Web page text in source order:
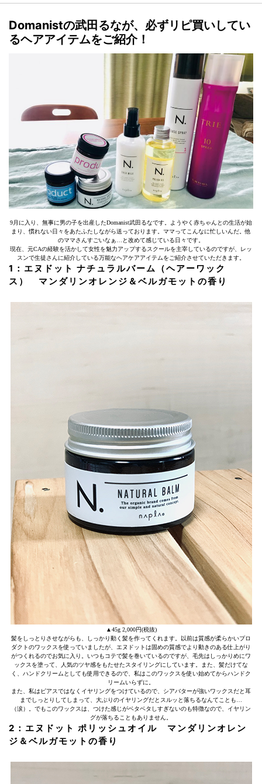
Domanistの武田るなが、必ずリピ買いしてい
るヘアアイテムをご紹介！
9月に入り、無事に男の子を出産したDomanist武田るなです。ようやく赤ちゃんとの生活が始
まり、慣れない日々をあたふたしながら送っております。ママってこんなに忙しいんだ。他
のママさんすごいなぁ…と改めて感じている日々です。
現在、元CAの経験を活かして女性を魅力アップするスクールを主宰しているのですが、レッ
スンで生徒さんに紹介している万能なヘアケアアイテムをご紹介させていただきます。
1：エヌドット ナチュラルバーム（ヘアーワック
ス） マンダリンオレンジ＆ベルガモットの香り
▲45g 2,000円(税抜)
髪をしっとりさせながらも、しっかり動く髪を作ってくれます。以前は質感が柔らかいプロ
ダクトのワックスを使っていましたが、エヌドットは固めの質感でより動きのある仕上がり
がつくれるのでお気に入り。いつもコテで髪を巻いているのですが、毛先はしっかりめにワ
ックスを塗って、人気のツヤ感をもたせたスタイリングにしています。また、髪だけてな
く、ハンドクリームとしても使用できるので、私はこのワックスを使い始めてからハンドク
リームいらずに。
また、私はピアスではなくイヤリングをつけているので、シアバターが強いワックスだと耳
までしっとりしてしまって、大ぶりのイヤリングだとスルッと落ちるなんてことも…
（涙）。でもこのワックスは、つけた感じがベタベタしすぎないのも特徴なので、イヤリン
グが落ちることもありません。
2：エヌドット ポリッシュオイル マンダリンオレン
ジ＆ベルガモットの香り